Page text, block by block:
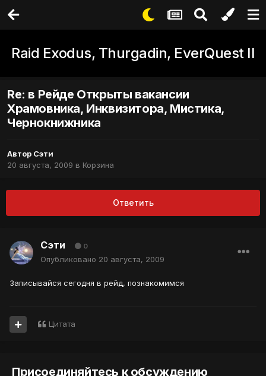
Raid Exodus, Thurgadin, EverQuest II
Re: в Рейде Открыты вакансии
Храмовника, Инквизитора, Мистика,
Чернокнижника
Автор Сэти
20 августа, 2009 в Корзина
Ответить
Сэти 0
Опубликовано 20 августа, 2009
Записывайся сегодня в рейд, познакомимся
Цитата
Присоединяйтесь к обсуждению